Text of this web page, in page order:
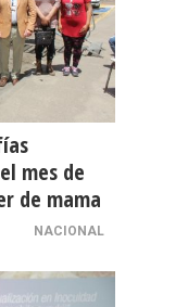
mes de
de mama
NACIONAL